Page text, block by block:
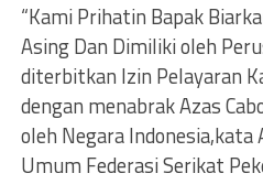
“Kami Prihatin Bapak
Asing Dan Dimiliki oleh
diterbitkan Izin Pelayaran
dengan menabrak Azas
oleh Negara
Umum Federasi Serikat